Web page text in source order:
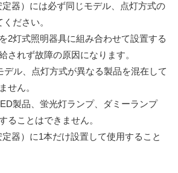
器）には必ず同じモデル、点灯方式の
ださい。
2灯式照明器具に組み合わせて設置する
されず故障の原因になります。
デル、点灯方式が異なる製品を混在して
せん。
製品、蛍光灯ランプ、ダミーランプ
ることはできません。
器）に1本だけ設置して使用すること